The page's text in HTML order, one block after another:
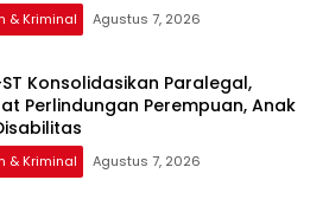
& Kriminal Agustus 7, 2026
ST Konsolidasikan Paralegal,
Perlindungan Perempuan, Anak
& Kriminal Agustus 7, 2026